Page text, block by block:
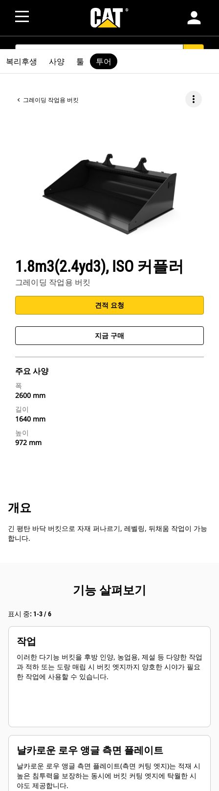
person
SEARCH
그레이딩 작업용 버킷 more_vert
1.8m3(2.4yd3), ISO 커플러
그레이딩 작업용 버킷
견적 요청
지금 구매
주요 사양
폭
2600 mm
길이
1640 mm
높이
972 mm
복리후생 사양 툴 투어
개요
긴 평탄 바닥 버킷으로 자재 퍼나르기, 레벨링, 뒤채움 작업이 가능
합니다.
기능 살펴보기
표시 중: 1-3 / 6
작업
이러한 다기능 버킷을 후방 인양, 농업용, 제설 등 다양한 작업
과 적하 또는 도랑 매립 시 버킷 엣지까지 양호한 시야가 필요
한 작업에 사용할 수 있습니다.
날카로운 로우 앵글 측면 플레이트
날카로운 로우 앵글 측면 플레이트(측면 커팅 엣지)는 적재 시
높은 침투력을 보장하는 동시에 버킷 커팅 엣지에 탁월한 시
야도 제공합니다.